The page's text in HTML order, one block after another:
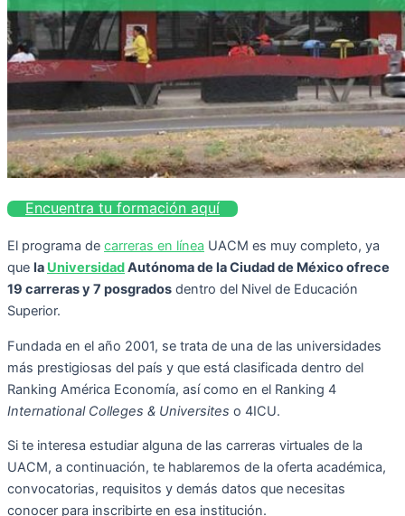
Encuentra tu formación aquí
El programa de carreras en línea UACM es muy completo, ya
que la UniversidadAutónoma de la Ciudad de México ofrece
19 carreras y 7 posgrados dentro del Nivel de Educación
Superior.
Fundada en el año 2001, se trata de una de las universidades
más prestigiosas del país y que está clasificada dentro del
Ranking América Economía, así como en el Ranking 4
International Colleges & Universites o 4ICU.
Si te interesa estudiar alguna de las carreras virtuales de la
UACM, a continuación, te hablaremos de la oferta académica,
convocatorias, requisitos y demás datos que necesitas
conocer para inscribirte en esa institución.